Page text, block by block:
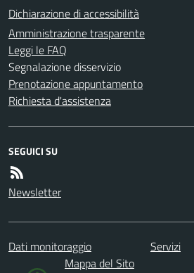
Dichiarazione di accessibilità
Amministrazione trasparente
Leggi le FAQ
Segnalazione disservizio
Prenotazione appuntamento
Richiesta d'assistenza
SEGUICI SU
Newsletter
Dati monitoraggio Servizi
Mappa del Sito